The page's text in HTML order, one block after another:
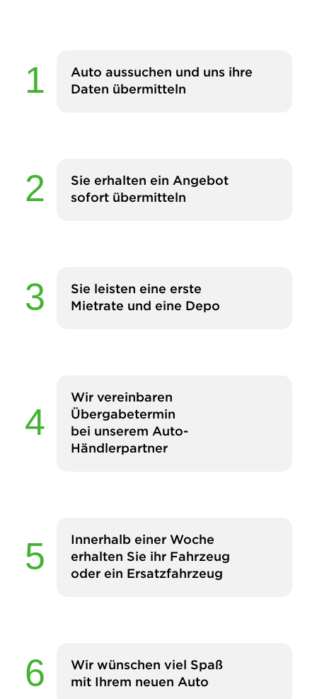
Auto aussuchen und uns ihre
Daten übermitteln
Sie erhalten ein Angebot
sofort übermitteln
Sie leisten eine erste
Mietrate und eine Depo
Wir vereinbaren
Übergabetermin
bei unserem Auto-
Händlerpartner
Innerhalb einer Woche
erhalten Sie ihr Fahrzeug
oder ein Ersatzfahrzeug
Wir wünschen viel Spaß
mit Ihrem neuen Auto